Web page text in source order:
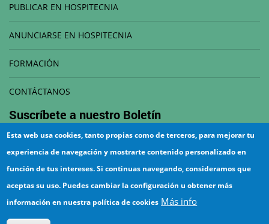
PUBLICAR EN HOSPITECNIA
ANUNCIARSE EN HOSPITECNIA
FORMACIÓN
CONTÁCTANOS
Suscríbete a nuestro Boletín
¡Suscríbete!
Esta web usa cookies, tanto propias como de terceros, para mejorar tu
experiencia de navegación y mostrarte contenido personalizado en
función de tus intereses. Si continuas navegando, consideramos que
aceptas su uso. Puedes cambiar la configuración u obtener más
información en nuestra política de cookies Más info